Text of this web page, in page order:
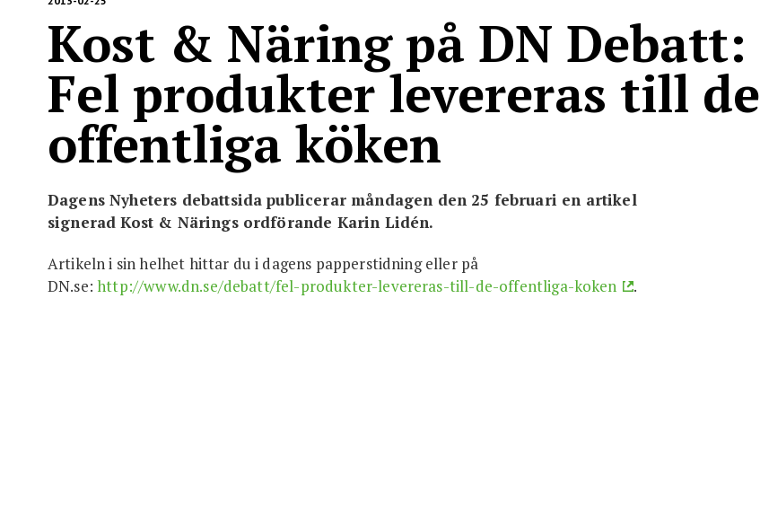
Integritetspolicy
Kost & Näring på DN Debatt:
Fel produkter levereras till de
offentliga köken
Dagens Nyheters debattsida publicerar måndagen den 25 februari en artikel
signerad Kost & Närings ordförande Karin Lidén.
Artikeln i sin helhet hittar du i dagens papperstidning eller på
DN.se:http://www.dn.se/debatt/fel-produkter-levereras-till-de-offentliga-koken .